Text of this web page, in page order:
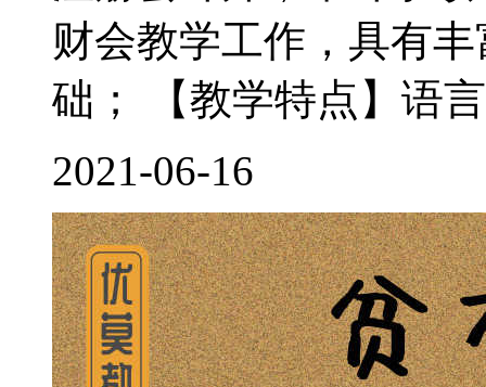
财会教学工作，具有
础； 【教学特点】语
2021-06-16